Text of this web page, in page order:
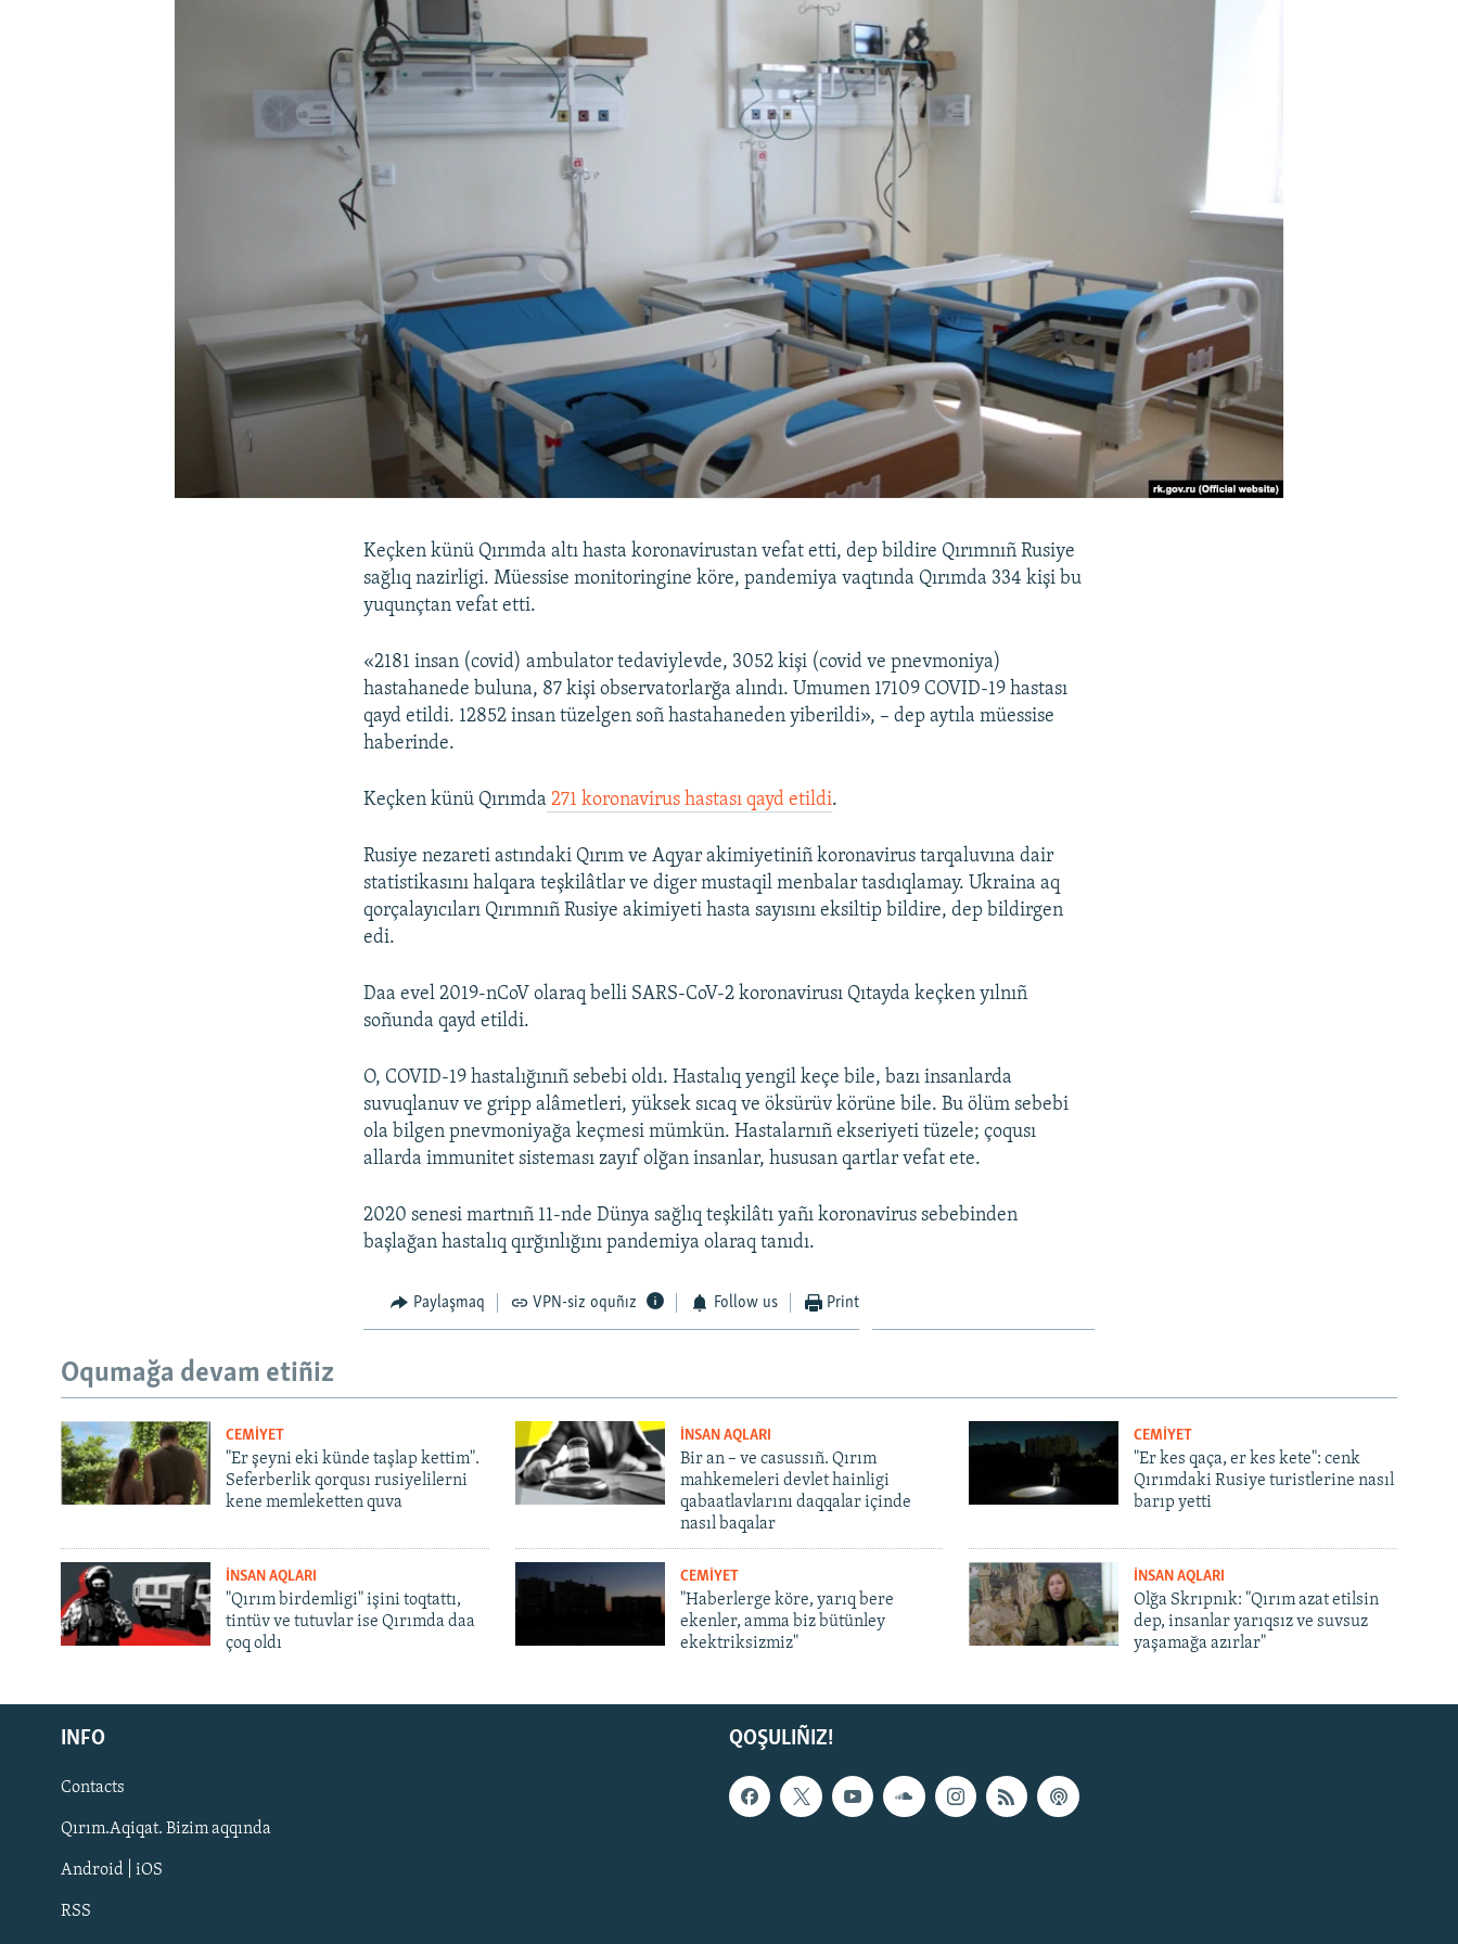
Русский
Українською
QOŞULIÑIZ!
Keçken künü Qırımda altı hasta koronavirustan vefat etti, dep bildire Qırımnıñ Rusiye
sağlıq nazirligi. Müessise monitoringine köre, pandemiya vaqtında Qırımda 334 kişi bu
yuqunçtan vefat etti.
«2181 insan (covid) ambulator tedaviylevde, 3052 kişi (covid ve pnevmoniya)
hastahanede buluna, 87 kişi observatorlarğa alındı. Umumen 17109 COVID-19 hastası
qayd etildi. 12852 insan tüzelgen soñ hastahaneden yiberildi», – dep aytıla müessise
haberinde.
Keçken künü Qırımda 271 koronavirus hastası qayd etildi.
Rusiye nezareti astındaki Qırım ve Aqyar akimiyetiniñ koronavirus tarqaluvına dair
statistikasını halqara teşkilâtlar ve diger mustaqil menbalar tasdıqlamay. Ukraina aq
qorçalayıcıları Qırımnıñ Rusiye akimiyeti hasta sayısını eksiltip bildire, dep bildirgen
edi.
Daa evel 2019-nCoV olaraq belli SARS-CoV-2 koronavirusı Qıtayda keçken yılnıñ
soñunda qayd etildi.
O, COVID-19 hastalığınıñ sebebi oldı. Hastalıq yengil keçe bile, bazı insanlarda
suvuqlanuv ve gripp alâmetleri, yüksek sıcaq ve öksürüv körüne bile. Bu ölüm sebebi
ola bilgen pnevmoniyağa keçmesi mümkün. Hastalarnıñ ekseriyeti tüzele; çoqusı
allarda immunitet sisteması zayıf olğan insanlar, hususan qartlar vefat ete.
2020 senesi martnıñ 11-nde Dünya sağlıq teşkilâtı yañı koronavirus sebebinden
başlağan hastalıq qırğınlığını pandemiya olaraq tanıdı.
Paylaşmaq VPN-siz oquñız Follow us Print
Oqumağa devam etiñiz
CEMİYET
"Er şeyni eki künde taşlap kettim".
Seferberlik qorqusı rusiyelilerni
kene memleketten quva
İNSAN AQLARI
Bir an – ve casussıñ. Qırım
mahkemeleri devlet hainligi
qabaatlavlarını daqqalar içinde
nasıl baqalar
CEMİYET
"Er kes qaça, er kes kete": cenk
Qırımdaki Rusiye turistlerine nasıl
barıp yetti
İNSAN AQLARI
"Qırım birdemligi" işini toqtattı,
tintüv ve tutuvlar ise Qırımda daa
çoq oldı
CEMİYET
"Haberlerge köre, yarıq bere
ekenler, amma biz bütünley
ekektriksizmiz"
İNSAN AQLARI
Olğa Skrıpnık: "Qırım azat etilsin
dep, insanlar yarıqsız ve suvsuz
yaşamağa azırlar"
QOŞULIÑIZ!
INFO
Contacts
Qırım.Aqiqat. Bizim aqqında
Android | iOS
RSS